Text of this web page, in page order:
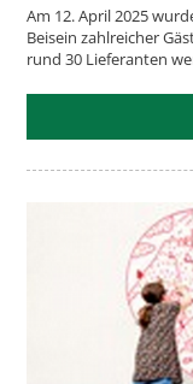
Am 12. April 2025
Beisein zahlreicher
rund 30 Lieferanten